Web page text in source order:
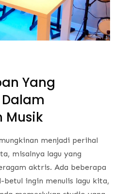
Yang
Musik
menjadi perihal
misalnya lagu yang
aktris. Ada beberapa
ingin menulis lagu kita,